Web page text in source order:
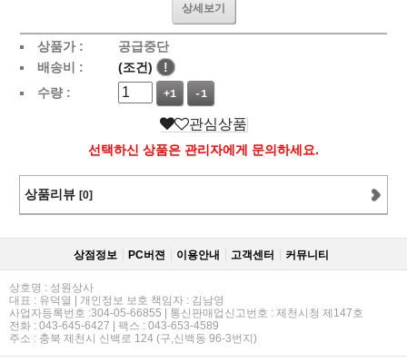
상세보기
상품가 :
공급중단
배송비 :
(조건)
!
수량 :
+1 -1
관심상품
선택하신 상품은 관리자에게 문의하세요.
상품리뷰 [0]
상점정보 PC버젼 이용안내 고객센터 커뮤니티
상호명 : 성원상사
대표 : 유덕열 | 개인정보 보호 책임자 : 김남영
사업자등록번호 :304-05-66855 | 통신판매업신고번호 : 제천시청 제147호
전화 : 043-645-6427 | 팩스 : 043-653-4589
주소 : 충북 제천시 신백로 124 (구,신백동 96-3번지)